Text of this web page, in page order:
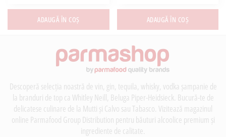
ADAUGĂ ÎN COȘ ADAUGĂ ÎN COȘ
Descoperă selecția noastră de vin, gin, tequila, whisky, vodka șampanie de
la branduri de top ca Whitley Neill, Beluga Piper-Heidsieck. Bucură-te de
delicatese culinare de la Mutti și Calvo sau Tabasco. Vizitează magazinul
online Parmafood Group Distribution pentru băuturi alcoolice premium și
ingrediente de calitate.